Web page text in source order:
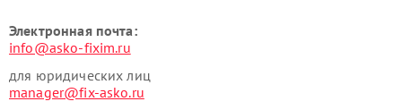
Электронная почта:
info@asko-fixim.ru
для юридических лиц
manager@fix-asko.ru